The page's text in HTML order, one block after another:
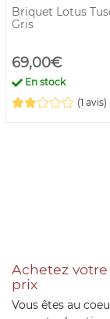
Briquet Lotus
Gris
69,00€
En stock
(1 avis)
Achetez
prix
Vous êtes au